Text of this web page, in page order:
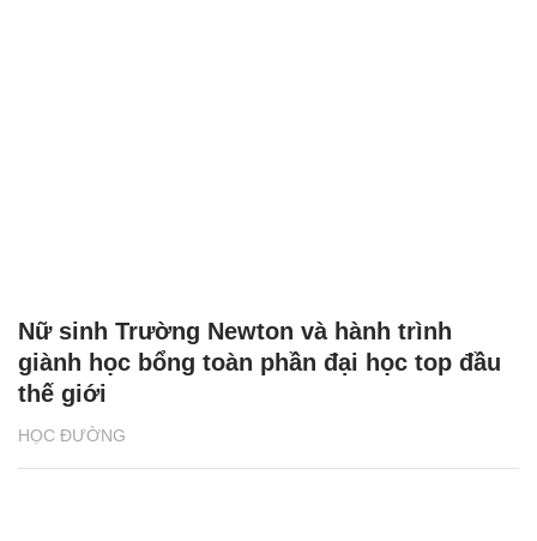
HỌC ĐƯỜNG
Nữ sinh Trường Newton và hành trình
giành học bổng toàn phần đại học top đầu
thế giới